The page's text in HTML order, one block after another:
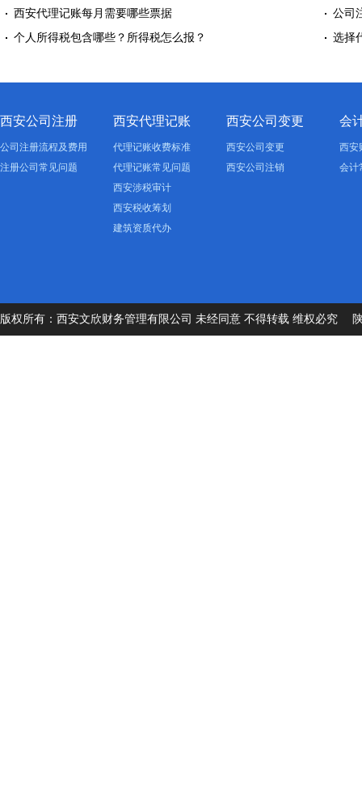
西安代理记账每月需要哪些票据
公司
个人所得税包含哪些？所得税怎么报？
选择
西安公司注册
公司注册流程及费用
注册公司常见问题
西安代理记账
代理记账收费标准
代理记账常见问题
西安涉税审计
西安税收筹划
建筑资质代办
西安公司变更
西安公司变更
西安公司注销
会
西安
会计
版权所有：西安文欣财务管理有限公司 未经同意 不得转载 维权必究